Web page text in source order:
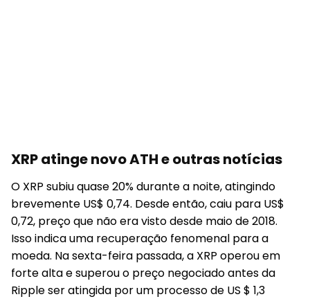
XRP atinge novo ATH e outras notícias
O XRP subiu quase 20% durante a noite, atingindo
brevemente US$ 0,74. Desde então, caiu para US$
0,72, preço que não era visto desde maio de 2018.
Isso indica uma recuperação fenomenal para a
moeda. Na sexta-feira passada, a XRP operou em
forte alta e superou o preço negociado antes da
Ripple ser atingida por um processo de US $ 1,3